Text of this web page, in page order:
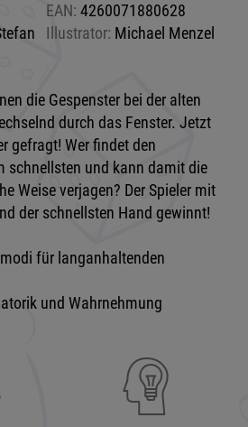
EAN: 4260071880628
Illustrator: Michael Menzel
die Gespenster bei der alten
durch das Fenster. Jetzt
gefragt! Wer findet den
schnellsten und kann damit die
Weise verjagen? Der Spieler mit
der schnellsten Hand gewinnt!
für langanhaltenden
und Wahrnehmung